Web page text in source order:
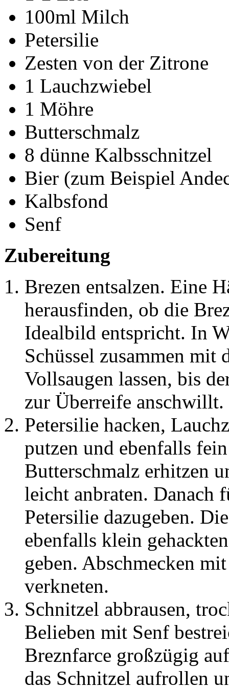
100ml Milch
Petersilie
Zesten von der Zitrone
1 Lauchzwiebel
1 Möhre
Butterschmalz
8 dünne Kalbsschnitzel
Bier (zum Beispiel
Kalbsfond
Senf
Zubereitung
Brezen entsalzen. Eine
herausfinden, ob die
Idealbild entspricht. In
Schüssel zusammen
Vollsaugen lassen, bis
zur Überreife
Petersilie hacken,
putzen und ebenfalls
Butterschmalz erhitzen
leicht anbraten. Danach
Petersilie dazugeben.
ebenfalls klein
geben. Abschmecken
verkneten.
Schnitzel abbrausen,
Belieben mit Senf
Breznfarce großzügig
das Schnitzel aufrollen